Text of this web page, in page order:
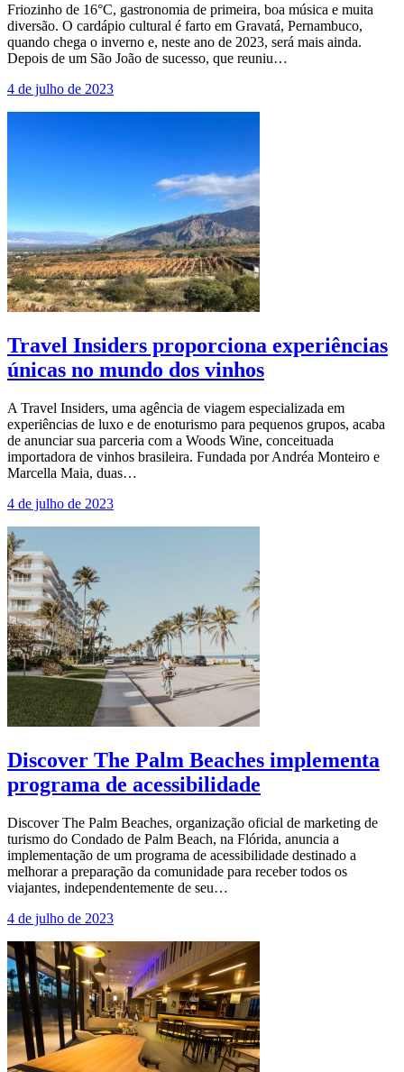
Friozinho de 16°C, gastronomia de primeira, boa música e muita
diversão. O cardápio cultural é farto em Gravatá, Pernambuco,
quando chega o inverno e, neste ano de 2023, será mais ainda.
Depois de um São João de sucesso, que reuniu…
4 de julho de 2023
Travel Insiders proporciona experiências
únicas no mundo dos vinhos
A Travel Insiders, uma agência de viagem especializada em
experiências de luxo e de enoturismo para pequenos grupos, acaba
de anunciar sua parceria com a Woods Wine, conceituada
importadora de vinhos brasileira. Fundada por Andréa Monteiro e
Marcella Maia, duas…
4 de julho de 2023
Discover The Palm Beaches implementa
programa de acessibilidade
Discover The Palm Beaches, organização oficial de marketing de
turismo do Condado de Palm Beach, na Flórida, anuncia a
implementação de um programa de acessibilidade destinado a
melhorar a preparação da comunidade para receber todos os
viajantes, independentemente de seu…
4 de julho de 2023